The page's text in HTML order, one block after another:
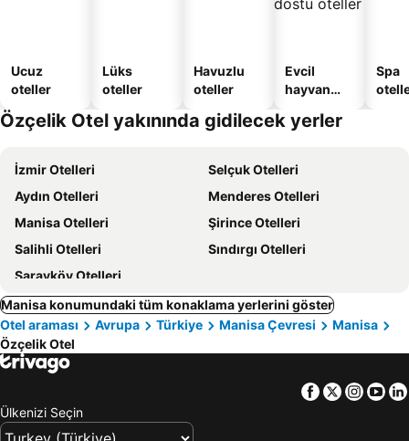
Ucuz
oteller
Lüks
oteller
Havuzlu
oteller
Evcil
hayvan
oteller
Spa
Özçelik Otel yakınında gidilecek yerler
İzmir Otelleri
Selçuk Otelleri
Aydın Otelleri
Menderes Otelleri
Manisa Otelleri
Şirince Otelleri
Salihli Otelleri
Sındırgı Otelleri
Sarayköy Otelleri
Manisa konumundaki tüm konaklama yerlerini göster
Otel araması
Avrupa Türkiye Manisa Çevresi
Manisa
Özçelik Otel
Facebook
Twitter
Ülkenizi Seçin